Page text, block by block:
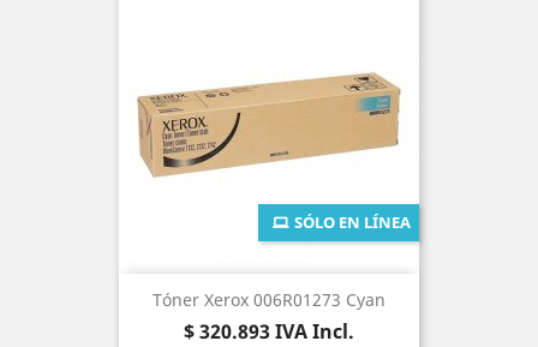
Tóner Xerox 006R01273 Cyan
Precio
$ 320.893IVA Incl.
SÓLO EN LÍNEA